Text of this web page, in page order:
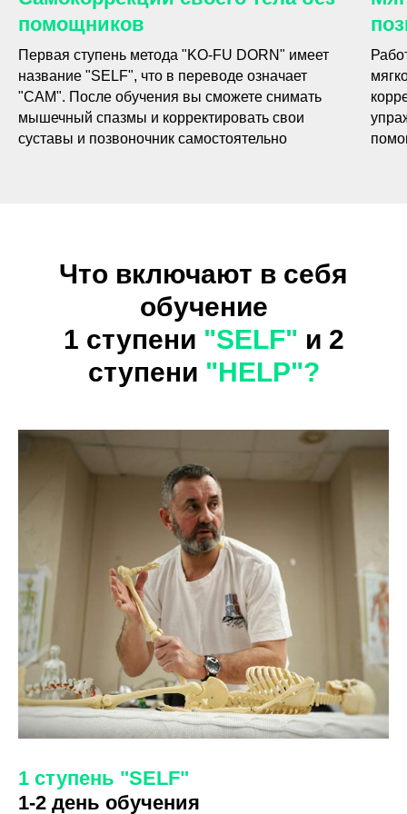
помощников
Первая ступень метода "KO-FU DORN" имеет
название "SELF", что в переводе означает
"САМ". После обучения вы сможете снимать
мышечный спазмы и корректировать свои
суставы и позвоночник самостоятельно
Что включают в себя
обучение
1 ступени "SELF" и 2
ступени "HELP"?
1 ступень "SELF"
1-2 день обучения